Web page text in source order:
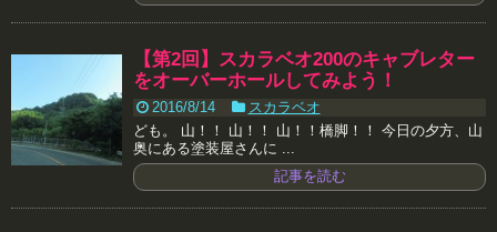
【第2回】スカラベオ200のキャブレター
をオーバーホールしてみよう！
2016/8/14
スカラベオ
ども。 山！！ 山！！ 山！！橋脚！！ 今日の夕方、山
奥にある塗装屋さんに ...
記事を読む